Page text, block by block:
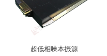
超低相噪本振源